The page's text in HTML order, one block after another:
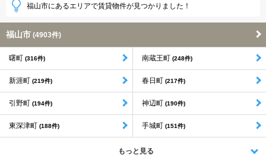
福山市にあるエリアで賃貸物件が見つかりました！
福山市 (4903件)
曙町 (316件) 南蔵王町 (248件)
新涯町 (219件) 春日町 (217件)
引野町 (194件) 神辺町 (190件)
東深津町 (188件) 手城町 (151件)
もっと見る